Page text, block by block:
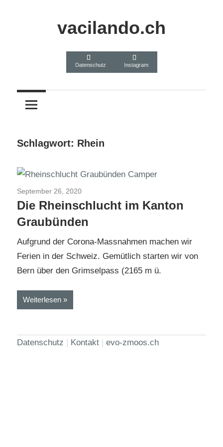
vacilando.ch
Datenschutz Instagram
Schlagwort: Rhein
September 26, 2020
Die Rheinschlucht im Kanton
Graubünden
Aufgrund der Corona-Massnahmen machen wir
Ferien in der Schweiz. Gemütlich starten wir von
Bern über den Grimselpass (2165 m ü.
Weiterlesen
Datenschutz Kontakt evo-zmoos.ch